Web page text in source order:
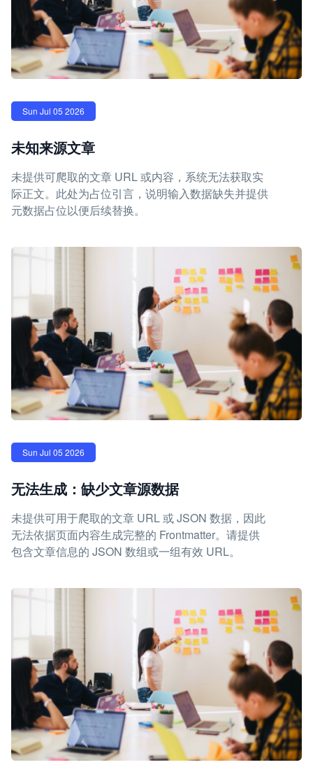
Sun Jul 05 2026
未知来源文章
未提供可爬取的文章 URL 或内容，系统无法获取实
际正文。此处为占位引言，说明输入数据缺失并提供
元数据占位以便后续替换。
Sun Jul 05 2026
无法生成：缺少文章源数据
未提供可用于爬取的文章 URL 或 JSON 数据，因此
无法依据页面内容生成完整的 Frontmatter。请提供
包含文章信息的 JSON 数组或一组有效 URL。